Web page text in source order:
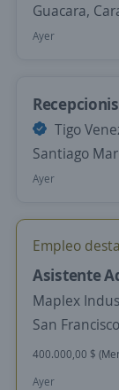
Guacara,
Ayer
Tigo
Santiago
Ayer
Empleo
Asistente
Maplex
San
400.000,00 $
Ayer